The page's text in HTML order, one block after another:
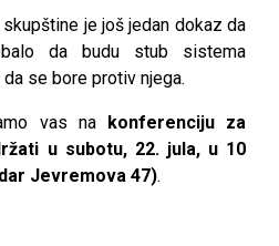
je još jedan dokaz da
da budu stub sistema
se bore protiv njega.
vas na
konferenciju za
u subotu, 22. jula, u 10
Jevremova 47).